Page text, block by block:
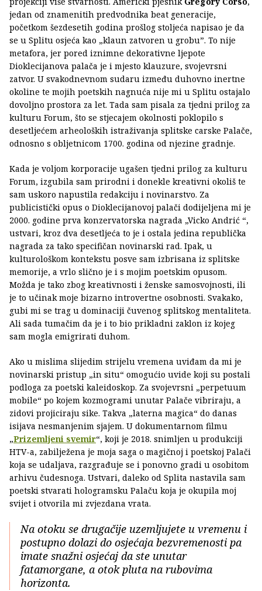
jedan od znamenitih predvodnika beat generacije,
početkom šezdesetih godina prošlog stoljeća napisao je da
se u Splitu osjeća kao „klaun zatvoren u grobu”. To nije
metafora, jer pored iznimne dekorativne ljepote
Dioklecijanova palača je i mjesto klauzure, svojevrsni
zatvor. U svakodnevnom sudaru između duhovno inertne
okoline te mojih poetskih nagnuća nije mi u Splitu ostajalo
dovoljno prostora za let. Tada sam pisala za tjedni prilog za
kulturu Forum, što se stjecajem okolnosti poklopilo s
desetljećem arheoloških istraživanja splitske carske Palače,
odnosno s obljetnicom 1700. godina od njezine gradnje.
Kada je voljom korporacije ugašen tjedni prilog za kulturu
Forum, izgubila sam prirodni i donekle kreativni okoliš te
sam uskoro napustila redakciju i novinarstvo. Za
publicistički opus o Dioklecijanovoj palači dodijeljena mi je
2000. godine prva konzervatorska nagrada „Vicko Andrić “,
ustvari, kroz dva desetljeća to je i ostala jedina republička
nagrada za tako specifičan novinarski rad. Ipak, u
kulturološkom kontekstu posve sam izbrisana iz splitske
memorije, a vrlo slično je i s mojim poetskim opusom.
Možda je tako zbog kreativnosti i ženske samosvojnosti, ili
je to učinak moje bizarno introvertne osobnosti. Svakako,
gubi mi se trag u dominaciji čuvenog splitskog mentaliteta.
Ali sada tumačim da je i to bio prikladni zaklon iz kojeg
sam mogla emigrirati duhom.
Ako u mislima slijedim strijelu vremena uviđam da mi je
novinarski pristup „in situ“ omogućio uvide koji su postali
podloga za poetski kaleidoskop. Za svojevrsni „perpetuum
mobile“ po kojem kozmogrami unutar Palače vibriraju, a
zidovi projiciraju sike. Takva „laterna magica“ do danas
isijava nesmanjenim sjajem. U dokumentarnom filmu
„Prizemljeni svemir“, koji je 2018. snimljen u produkciji
HTV-a, zabilježena je moja saga o magičnoj i poetskoj Palači
koja se udaljava, razgrađuje se i ponovno gradi u osobitom
arhivu čudesnoga. Ustvari, daleko od Splita nastavila sam
poetski stvarati hologramsku Palaču koja je okupila moj
svijet i otvorila mi zvjezdana vrata.
Na otoku se drugačije uzemljujete u vremenu i
postupno dolazi do osjećaja bezvremenosti pa
imate snažni osjećaj da ste unutar
fatamorgane, a otok pluta na rubovima
horizonta.